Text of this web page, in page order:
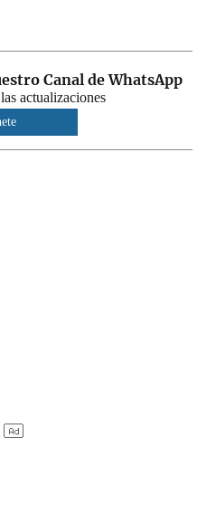
Canal de WhatsApp
actualizaciones